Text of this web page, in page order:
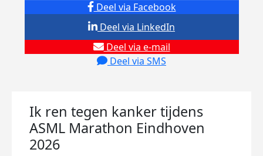
Deel via Facebook
Deel via e-mail
Deel via SMS
Deel via LinkedIn
Ik ren tegen kanker tijdens
ASML Marathon Eindhoven
2026